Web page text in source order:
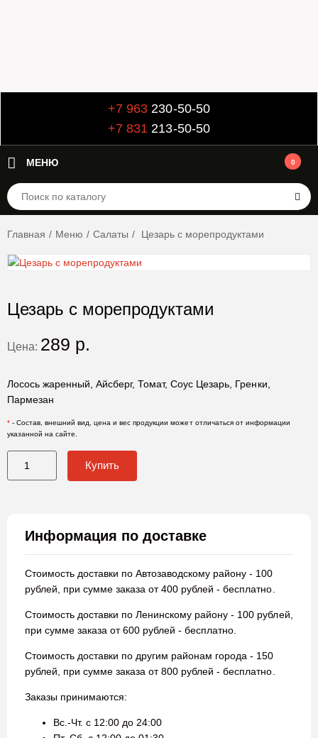
+7 963 230-50-50
+7 831 213-50-50
МЕНЮ 0
Главная / Меню / Салаты / Цезарь с морепродуктами
Цезарь с морепродуктами
Цена: 289 р.
Лосось жаренный, Айсберг, Томат, Соус Цезарь, Гренки,
Пармезан
* - Состав, внешний вид, цена и вес продукции может отличаться от информации
указанной на сайте.
Купить
Информация по доставке
Стоимость доставки по Автозаводскому району - 100
рублей, при сумме заказа от 400 рублей - бесплатно.
Стоимость доставки по Ленинскому району - 100 рублей,
при сумме заказа от 600 рублей - бесплатно.
Стоимость доставки по другим районам города - 150
рублей, при сумме заказа от 800 рублей - бесплатно.
Заказы принимаются:
Вс.-Чт. с 12:00 до 24:00